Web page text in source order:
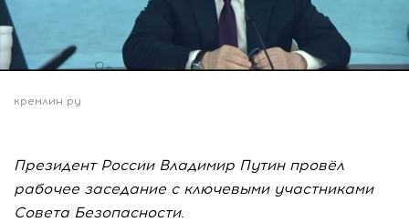
кремлин ру
Президент России Владимир Путин провёл
рабочее заседание с ключевыми участниками
Совета Безопасности.